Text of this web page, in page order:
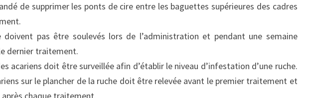
de supprimer les ponts de cire entre les baguettes supérieures des cadres
doivent pas être soulevés lors de l’administration et pendant une semaine
dernier traitement.
acariens doit être surveillée afin d’établir le niveau d’infestation d’une ruche.
sur le plancher de la ruche doit être relevée avant le premier traitement et